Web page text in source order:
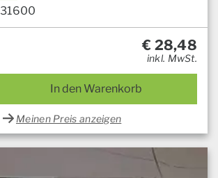
€ 28,48
inkl. MwSt.
In den Warenkorb
Meinen Preis anzeigen